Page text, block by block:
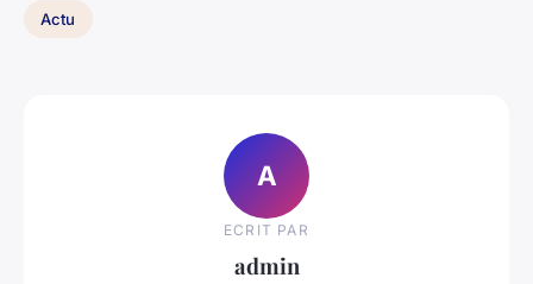
Actu
A
ECRIT PAR
admin